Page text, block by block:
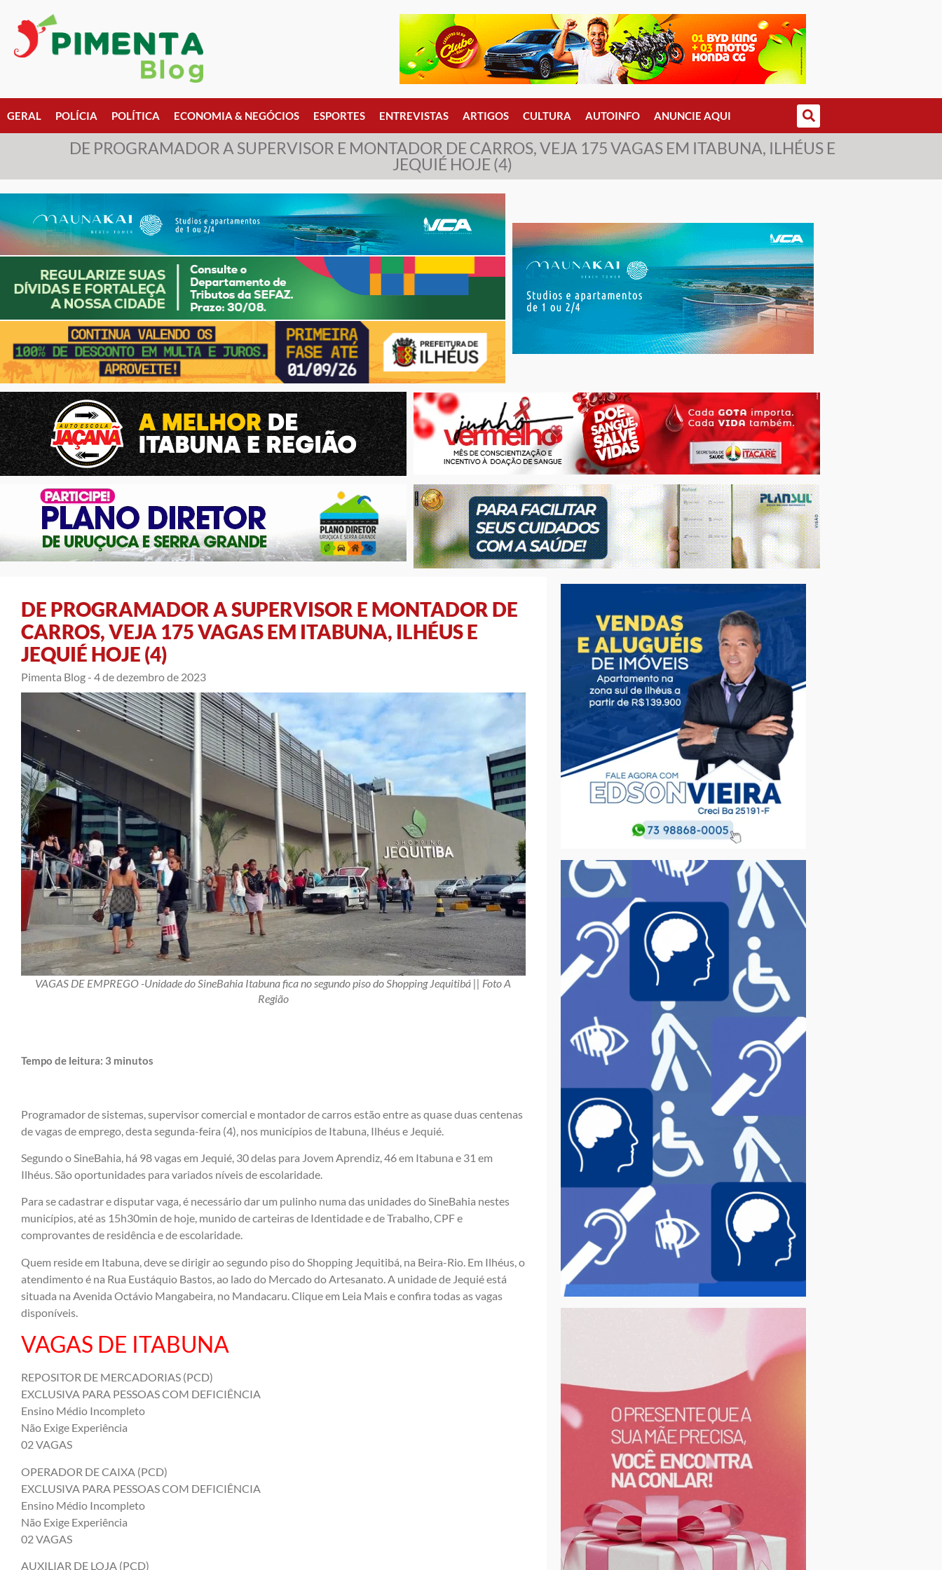
GERAL POLÍCIA POLÍTICA ECONOMIA & NEGÓCIOS ESPORTES ENTREVISTAS ARTIGOS CULTURA AUTOINFO ANUNCIE AQUI
DE PROGRAMADOR A SUPERVISOR E MONTADOR DE CARROS, VEJA 175 VAGAS EM ITABUNA, ILHÉUS E
JEQUIÉ HOJE (4)
DE PROGRAMADOR A SUPERVISOR E MONTADOR DE
CARROS, VEJA 175 VAGAS EM ITABUNA, ILHÉUS E
JEQUIÉ HOJE (4)
Pimenta Blog - 4 de dezembro de 2023
VAGAS DE EMPREGO -Unidade do SineBahia Itabuna fica no segundo piso do Shopping Jequitibá || Foto A
Região
Tempo de leitura: 3 minutos
Programador de sistemas, supervisor comercial e montador de carros estão entre as quase duas centenas
de vagas de emprego, desta segunda-feira (4), nos municípios de Itabuna, Ilhéus e Jequié.
Segundo o SineBahia, há 98 vagas em Jequié, 30 delas para Jovem Aprendiz, 46 em Itabuna e 31 em
Ilhéus. São oportunidades para variados níveis de escolaridade.
Para se cadastrar e disputar vaga, é necessário dar um pulinho numa das unidades do SineBahia nestes
municípios, até as 15h30min de hoje, munido de carteiras de Identidade e de Trabalho, CPF e
comprovantes de residência e de escolaridade.
Quem reside em Itabuna, deve se dirigir ao segundo piso do Shopping Jequitibá, na Beira-Rio. Em Ilhéus, o
atendimento é na Rua Eustáquio Bastos, ao lado do Mercado do Artesanato. A unidade de Jequié está
situada na Avenida Octávio Mangabeira, no Mandacaru. Clique em Leia Mais e confira todas as vagas
disponíveis.
VAGAS DE ITABUNA
REPOSITOR DE MERCADORIAS (PCD)
EXCLUSIVA PARA PESSOAS COM DEFICIÊNCIA
Ensino Médio Incompleto
Não Exige Experiência
02 VAGAS
OPERADOR DE CAIXA (PCD)
EXCLUSIVA PARA PESSOAS COM DEFICIÊNCIA
Ensino Médio Incompleto
Não Exige Experiência
02 VAGAS
AUXILIAR DE LOJA (PCD)